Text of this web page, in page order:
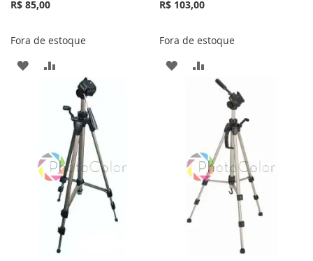
R$ 85,00
Fora de estoque
ADICIONAR
DESEJOS
PARA
COMPARAR
R$ 103,00
Fora de estoque
ADICIONAR
DESEJOS
PARA
COMPARAR